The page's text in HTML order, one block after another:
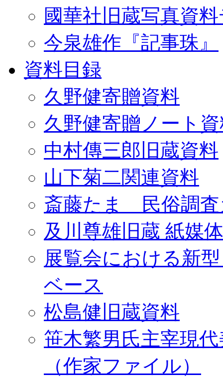
國華社旧蔵写真資
今泉雄作『記事珠』
資料目録
久野健寄贈資料
久野健寄贈ノート
中村傳三郎旧蔵資料
山下菊二関連資料
斎藤たま 民俗調査
及川尊雄旧蔵 紙媒
展覧会における新
ベース
松島健旧蔵資料
笹木繁男氏主宰現
（作家ファイル）